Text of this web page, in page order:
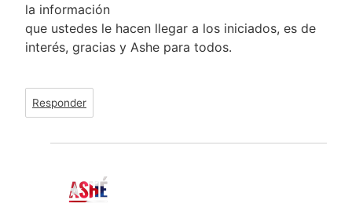
la información
que ustedes le hacen llegar a los iniciados, es de
interés, gracias y Ashe para todos.
Responder